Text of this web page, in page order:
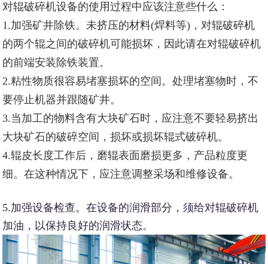
对辊破碎机设备的使用过程中应该注意些什么：
1.加强矿井除铁。未挤压的材料(焊料等)，对辊破碎机
的两个辊之间的破碎机可能损坏，因此请在对辊破碎机
的前端安装除铁装置。
2.粘性物质很容易堵塞损坏的空间。处理堵塞物时，不
要停止机器并跟随矿井。
3.当加工的物料含有大块矿石时，应注意不要轻易挤出
大块矿石的破碎空间，损坏或损坏辊式破碎机。
4.辊皮长度工作后，磨辊表面磨损更多，产品粒度更
细。在这种情况下，应注意调整采场和维修设备。
5.加强设备检查。在设备的润滑部分，须给对辊破碎机
加油，以保持良好的润滑状态。